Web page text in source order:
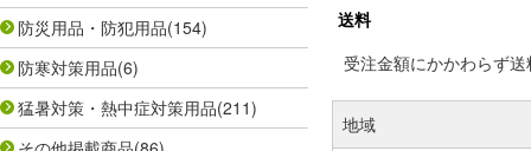
防災用品・防犯用品(154)
防寒対策用品(6)
猛暑対策・熱中症対策用品(211)
送料
受注金額にかかわらず
地域